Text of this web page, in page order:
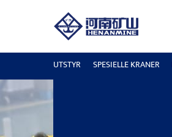
UTSTYR SPESIELLE KRANER
DELER